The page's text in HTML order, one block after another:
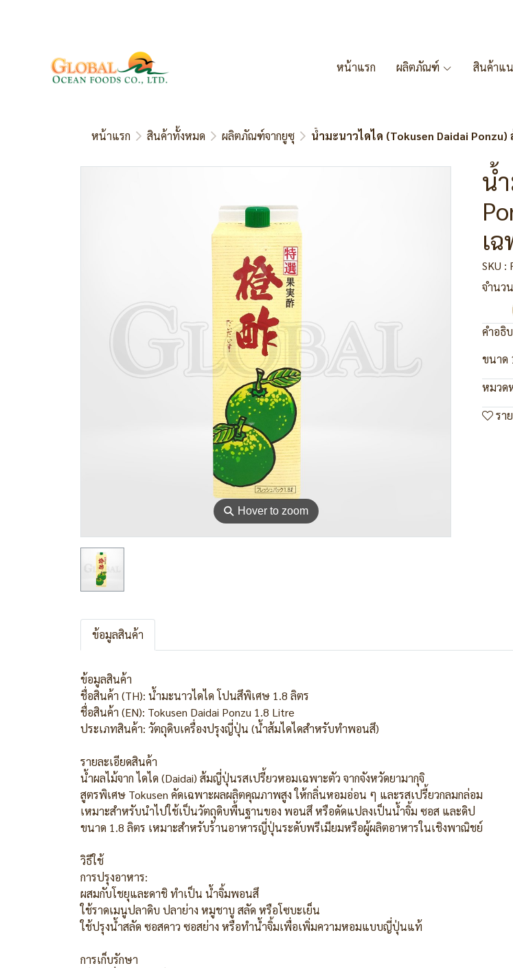
หน้าแรก ผลิตภัณฑ์ สินค้าแ
หน้าแรก สินค้าทั้งหมด ผลิตภัณฑ์จากยูซุ น้ำมะนาวไดได (Tokusen Daidai
⚲ Hover to zoom
น้
เ
SKU :
จำนวน
คำอธิ
ขนาด
หมวด
รา
ข้อมูลสินค้า
ข้อมูลสินค้า
ชื่อสินค้า (TH): น้ำมะนาวไดได โปนสึพิเศษ 1.8 ลิตร
ชื่อสินค้า (EN): Tokusen Daidai Ponzu 1.8 Litre
ประเภทสินค้า: วัตถุดิบเครื่องปรุงญี่ปุ่น (น้ำส้มไดไดสำหรับทำพอนสึ)
รายละเอียดสินค้า
น้ำผลไม้จาก ไดได (Daidai) ส้มญี่ปุ่นรสเปรี้ยวหอมเฉพาะตัว จากจังหวัดยามากุจิ
สูตรพิเศษ Tokusen คัดเฉพาะผลผลิตคุณภาพสูง ให้กลิ่นหอมอ่อน ๆ และรสเปรี้ยวกลมกล่อม
เหมาะสำหรับนำไปใช้เป็นวัตถุดิบพื้นฐานของ พอนสึ หรือดัดแปลงเป็นน้ำจิ้ม ซอส และดิป
ขนาด 1.8 ลิตร เหมาะสำหรับร้านอาหารญี่ปุ่นระดับพรีเมียมหรือผู้ผลิตอาหารในเชิงพาณิชย์
วิธีใช้
การปรุงอาหาร:
ผสมกับโชยุและดาชิ ทำเป็น น้ำจิ้มพอนสึ
ใช้ราดเมนูปลาดิบ ปลาย่าง หมูชาบู สลัด หรือโซบะเย็น
ใช้ปรุงน้ำสลัด ซอสคาว ซอสย่าง หรือทำน้ำจิ้มเพื่อเพิ่มความหอมแบบญี่ปุ่นแท้
การเก็บรักษา